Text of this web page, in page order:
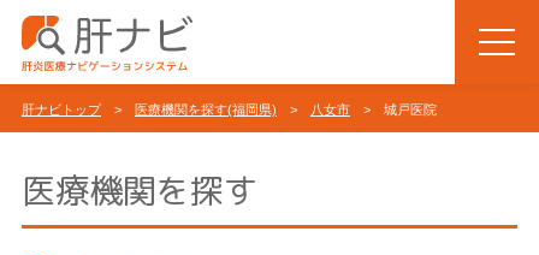
肝ナビトップ> 医療機関を探す(福岡県) > 八女市 > 城戸医院
医療機関を探す